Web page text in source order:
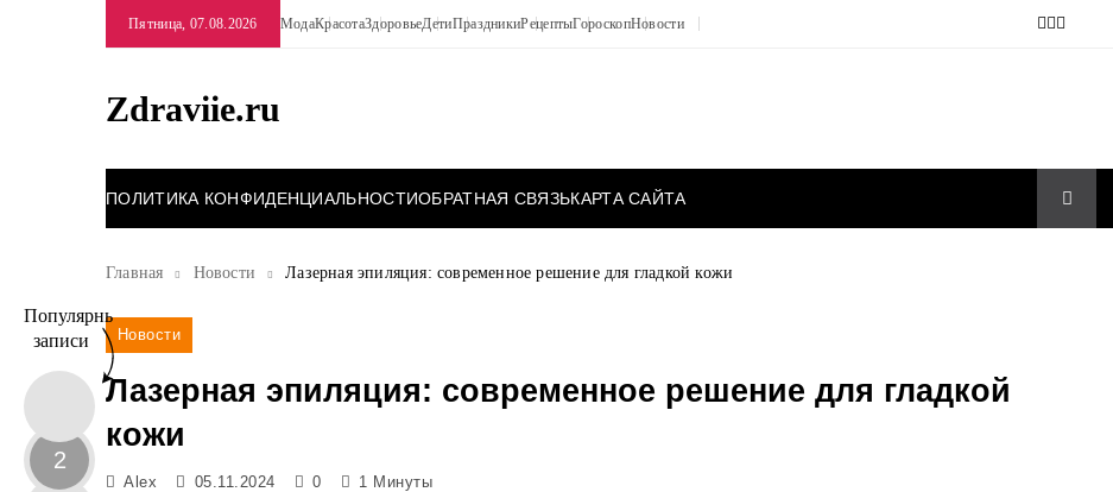
Пятница, 07.08.2026 МодаКрасотаЗдоровьеДетиПраздникиРецептыГороскопНовости
Zdraviie.ru
ПОЛИТИКА КОНФИДЕНЦИАЛЬНОСТИОБРАТНАЯ СВЯЗЬКАРТА САЙТА
Главная Новости Лазерная эпиляция: современное решение для гладкой кожи
Популярные
записи
2
Новости
Лазерная эпиляция: современное решение для гладкой
кожи
Alex 05.11.2024 0 1 Минуты